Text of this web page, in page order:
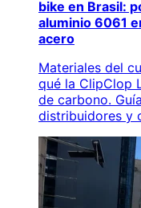
bike en Brasil:
aluminio 6061
acero
Materiales del
qué la ClipClop
de carbono.
distribuidores y